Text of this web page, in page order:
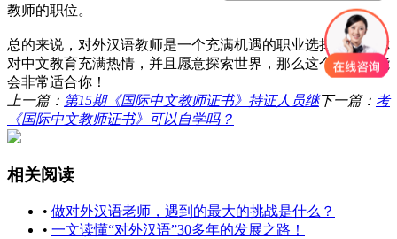
教师的职位。
总的来说，对外汉语教师是一个充满机遇的职业选择，如果你
对中文教育充满热情，并且愿意探索世界，那么这个职业可能
会非常适合你！
上一篇： 第15期《国际中文教师证书》持证人员继下一篇： 考
《国际中文教师证书》可以自学吗？
相关阅读
• 做对外汉语老师，遇到的最大的挑战是什么？
• 一文读懂“对外汉语”30多年的发展之路！